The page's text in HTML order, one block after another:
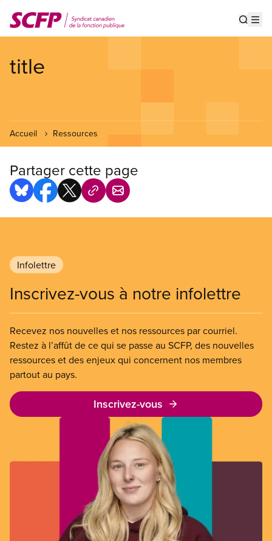
au
contenu
title
Accueil Ressources
Partager cette page
Infolettre
Inscrivez-vous à notre infolettre
Recevez nos nouvelles et nos ressources par courriel.
Restez à l’affût de ce qui se passe au SCFP, des nouvelles
ressources et des enjeux qui concernent nos membres
partout au pays.
Inscrivez-vous